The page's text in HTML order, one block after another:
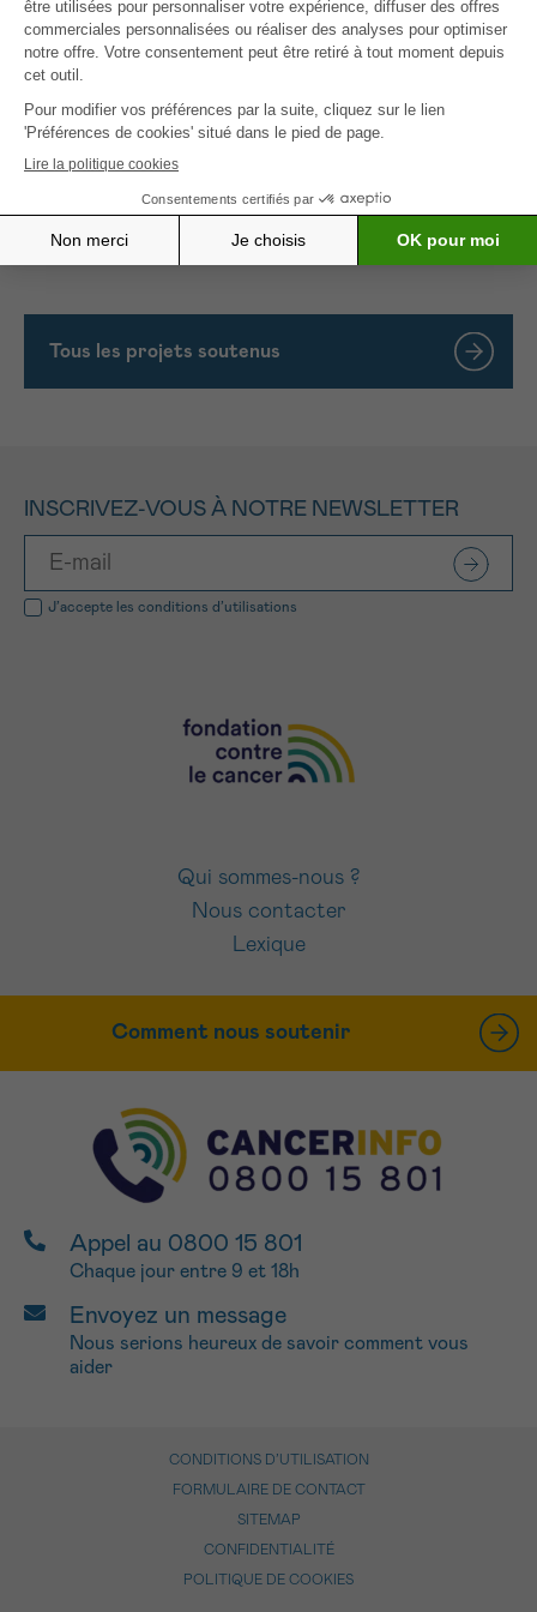
disposition de ce matériel sensibilise les
professionnels de la santé au bien-être des enfants
: ils s’inquiètent davantage de savoir comment les
soutenir la famille.
Le soutien de cette subvention nous aiderait donc
à poursuivre et à développer ce projet avec des
outils supplémentaires dans le cadre de soins
adaptés à la culture.
Tous les projets soutenus
INSCRIVEZ-VOUS À NOTRE NEWSLETTER
J’accepte les conditions d’utilisations
Qui sommes-nous ?
Nous contacter
Lexique
Comment nous soutenir
Appel au 0800 15 801
Chaque jour entre 9 et 18h
Envoyez un message
Nous serions heureux de savoir comment vous
aider
CONDITIONS D’UTILISATION
FORMULAIRE DE CONTACT
SITEMAP
CONFIDENTIALITÉ
POLITIQUE DE COOKIES